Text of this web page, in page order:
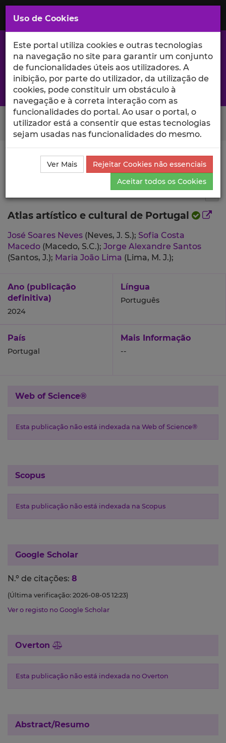
Saltar
para
Conteúdo
Principal
A excelência da investigação e ciência no Iscte
Search Button
Ciência_Iscte Publicações
Descrição Detalhada da
Publicação
Atlas artístico e cultural de Portugal
José Soares Neves (Neves, J. S.); Sofia Costa
Macedo (Macedo, S.C.); Jorge Alexandre Santos
(Santos, J.); Maria João Lima (Lima, M. J.);
Ano (publicação
definitiva)
2024
Língua
Português
País
Portugal
Mais Informação
--
Web of Science®
Esta publicação não está indexada na Web of Science®
Scopus
Esta publicação não está indexada na Scopus
Google Scholar
N.º de citações: 8
(Última verificação: 2026-08-05 12:23)
Ver o registo no Google Scholar
Overton
Esta publicação não está indexada no Overton
Abstract/Resumo
Uso de Cookies
Este portal utiliza cookies e outras tecnologias
na navegação no site para garantir um conjunto
de funcionalidades úteis aos utilizadores. A
inibição, por parte do utilizador, da utilização de
cookies, pode constituir um obstáculo à
navegação e à correta interação com as
funcionalidades do portal. Ao usar o portal, o
utilizador está a consentir que estas tecnologias
sejam usadas nas funcionalidades do mesmo.
Ver Mais
Rejeitar Cookies não essenciais
Aceitar todos os Cookies